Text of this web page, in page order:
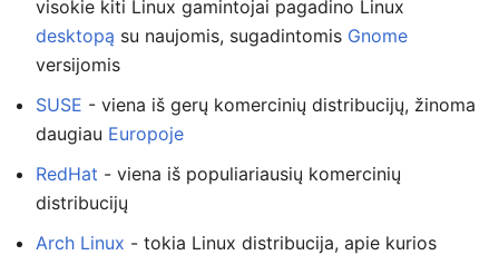
visokie kiti Linux gamintojai pagadino Linux
desktopą su naujomis, sugadintomis Gnome
versijomis
SUSE - viena iš gerų komercinių distribucijų, žinoma
daugiau Europoje
RedHat - viena iš populiariausių komercinių
distribucijų
Arch Linux - tokia Linux distribucija, apie kurios